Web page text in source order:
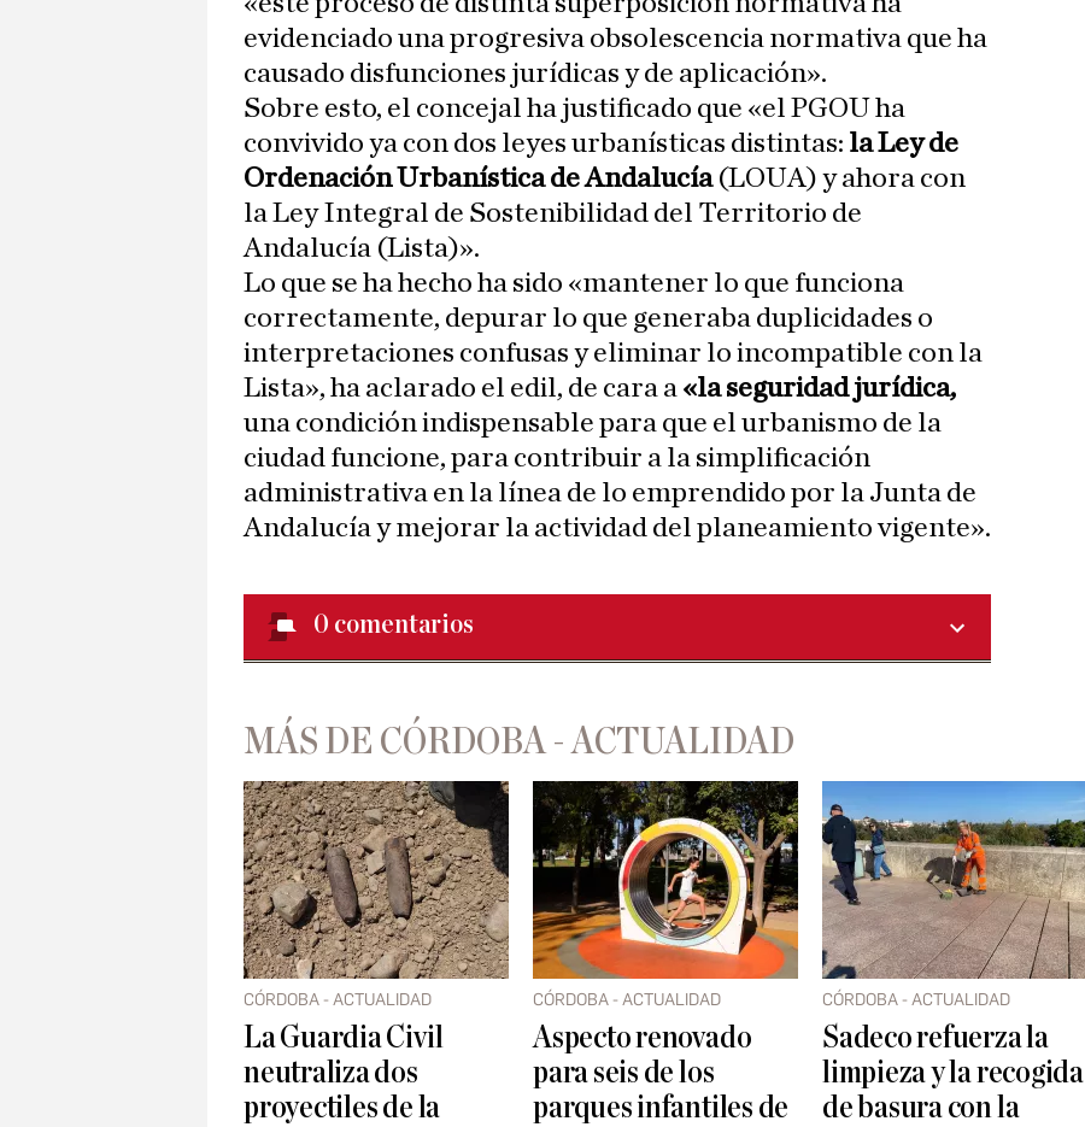
evidenciado una progresiva obsolescencia normativa que ha
causado disfunciones jurídicas y de aplicación».
Sobre esto, el concejal ha justificado que «el PGOU ha
convivido ya con dos leyes urbanísticas distintas: la Ley de
Ordenación Urbanística de Andalucía(LOUA) y ahora con
la Ley Integral de Sostenibilidad del Territorio de
Andalucía (Lista)».
Lo que se ha hecho ha sido «mantener lo que funciona
correctamente, depurar lo que generaba duplicidades o
interpretaciones confusas y eliminar lo incompatible con la
Lista», ha aclarado el edil, de cara a «la seguridad jurídica,
una condición indispensable para que el urbanismo de la
ciudad funcione, para contribuir a la simplificación
administrativa en la línea de lo emprendido por la Junta de
Andalucía y mejorar la actividad del planeamiento vigente».
0 comentarios
MÁS DE CÓRDOBA - ACTUALIDAD
CÓRDOBA - ACTUALIDAD
La Guardia Civil
neutraliza dos
proyectiles de la
CÓRDOBA - ACTUALIDAD
Aspecto renovado
para seis de los
parques infantiles de
CÓRDOBA - ACTUALIDAD
Sadeco refuerza la
limpieza y la recogida
de basura con la